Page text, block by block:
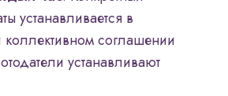
устанавливается в
соглашении
устанавливают